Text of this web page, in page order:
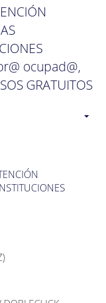
ocupad@,
GRATUITOS